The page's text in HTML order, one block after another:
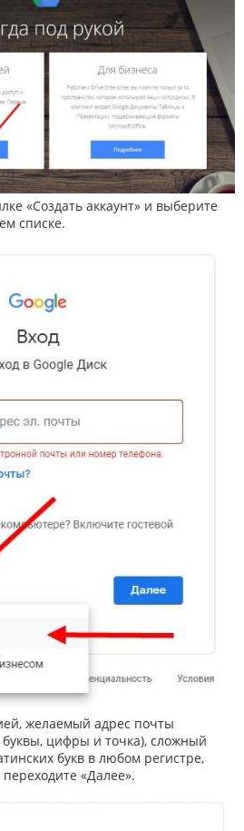
«Создать аккаунт» и выберите
списке.
желаемый адрес почты
буквы, цифры и точка), сложный
букв в любом регистре,
«Далее».